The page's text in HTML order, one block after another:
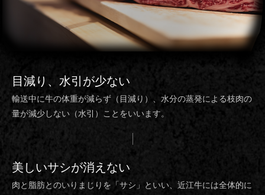
目減り、水引 が少ない
輸送中に牛の体重が減らず（目減り）、水分の蒸発による枝肉の
量が減少しない（水引）ことをいいます。
美しいサシが消えない
肉と脂肪とのいりまじりを「サシ」といい、近江牛には全体的に